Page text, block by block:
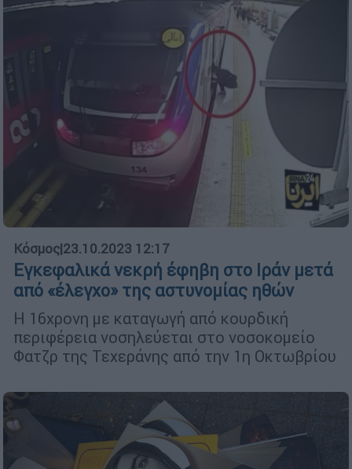
Κόσμος|23.10.2023 12:17
Εγκεφαλικά νεκρή έφηβη στο Ιράν μετά
από «έλεγχο» της αστυνομίας ηθών
Η 16χρονη με καταγωγή από κουρδική
περιφέρεια νοσηλεύεται στο νοσοκομείο
Φατζρ της Τεχεράνης από την 1η Οκτωβρίου